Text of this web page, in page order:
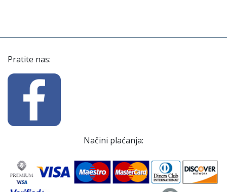
Pratite nas:
Načini plaćanja: